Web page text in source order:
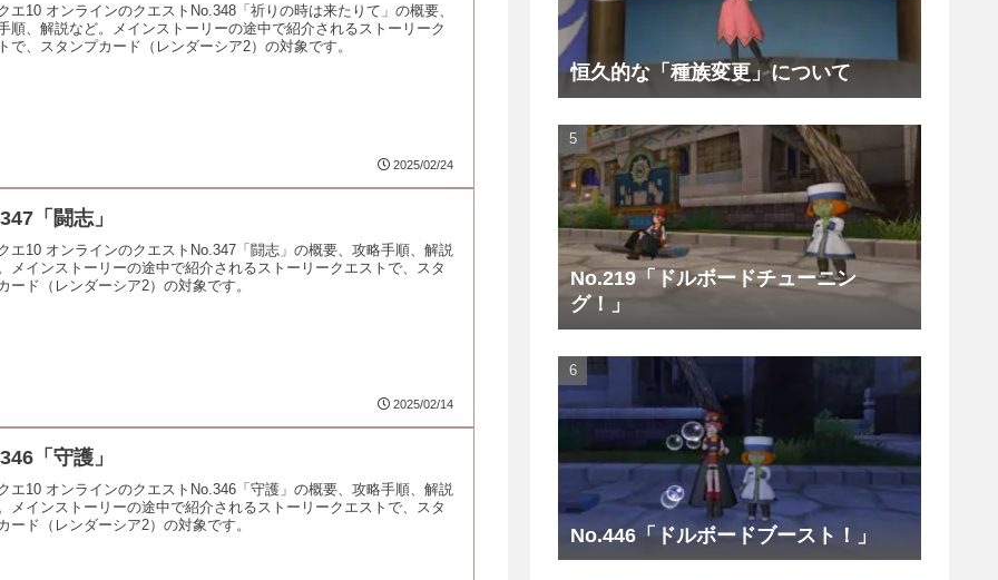
エ10 オンラインのクエストNo.348「祈りの時は来たりて」の概要、
順、解説など。メインストーリーの途中で紹介されるストーリーク
で、スタンプカード（レンダーシア2）の対象です。
2025/02/24
「闘志」
エ10 オンラインのクエストNo.347「闘志」の概要、攻略手順、解説
メインストーリーの途中で紹介されるストーリークエストで、スタ
ード（レンダーシア2）の対象です。
2025/02/14
「守護」
エ10 オンラインのクエストNo.346「守護」の概要、攻略手順、解説
メインストーリーの途中で紹介されるストーリークエストで、スタ
ード（レンダーシア2）の対象です。
恒久的な「種族変更」について
No.219「ドルボードチューニン
グ！」
No.446「ドルボードブースト！」